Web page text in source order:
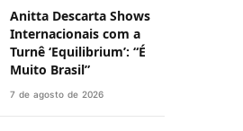
Anitta Descarta Shows
Internacionais com a
Turnê ‘Equilibrium’: “É
Muito Brasil”
7 de agosto de 2026